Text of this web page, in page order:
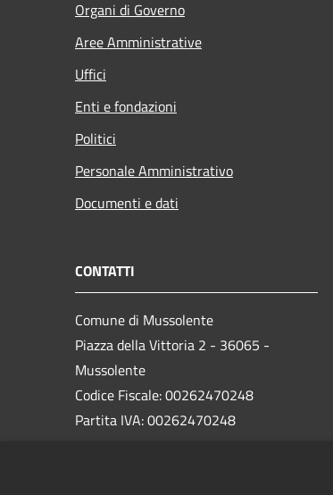
Organi di Governo
Aree Amministrative
Uffici
Enti e fondazioni
Politici
Personale Amministrativo
Documenti e dati
CONTATTI
Comune di Mussolente
Piazza della Vittoria 2 - 36065 -
Mussolente
Codice Fiscale: 00262470248
Partita IVA: 00262470248